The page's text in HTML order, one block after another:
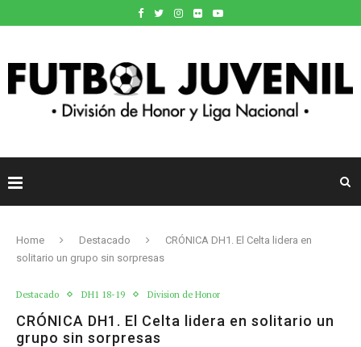
Home Destacado
CRÓNICA DH1. El Celta lidera en
solitario un grupo sin sorpresas
Destacado DH1 18-19 Division de Honor
CRÓNICA DH1. El Celta lidera en solitario un
grupo sin sorpresas